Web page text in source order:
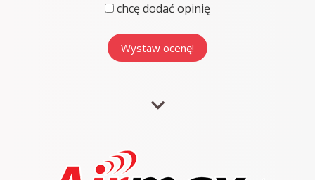
chcę dodać opinię